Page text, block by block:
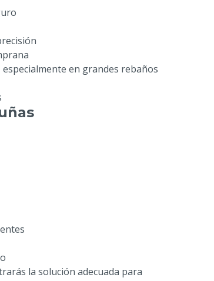
en grandes rebaños
la solución adecuada para